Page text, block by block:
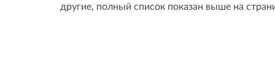
другие, полный список показан выше на